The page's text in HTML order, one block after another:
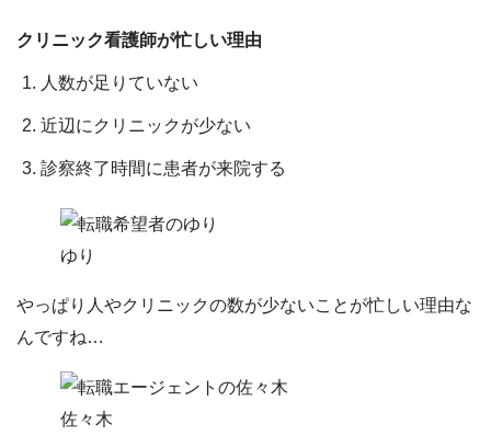
クリニック看護師が忙しい理由
人数が足りていない
近辺にクリニックが少ない
診察終了時間に患者が来院する
ゆり
やっぱり人やクリニックの数が少ないことが忙しい理由な
んですね…
佐々木